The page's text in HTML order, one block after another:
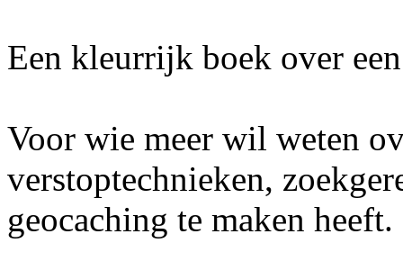
Een kleurrijk boek over
Voor wie meer wil weten
verstoptechnieken,
geocaching te maken heeft.